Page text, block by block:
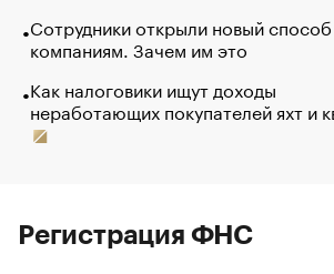
Сотрудники открыли новый
компаниям. Зачем им это
Как налоговики ищут доходы
неработающих покупателей яхт и
Регистрация ФНС